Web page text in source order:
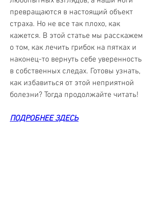
превращаются в настоящий объект
страха. Но не все так плохо, как
кажется. В этой статье мы расскажем
о том, как лечить грибок на пятках и
наконец-то вернуть себе уверенность
в собственных следах. Готовы узнать,
как избавиться от этой неприятной
болезни? Тогда продолжайте читать!
ПОДРОБНЕЕ ЗДЕСЬ